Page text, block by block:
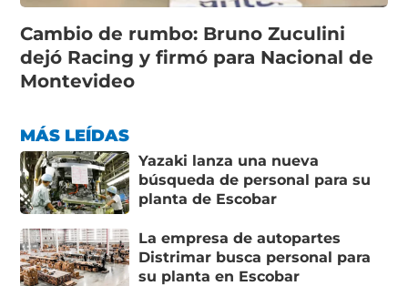
Cambio de rumbo: Bruno Zuculini
dejó Racing y firmó para Nacional de
Montevideo
MÁS LEÍDAS
Yazaki lanza una nueva
búsqueda de personal para su
planta de Escobar
La empresa de autopartes
Distrimar busca personal para
su planta en Escobar